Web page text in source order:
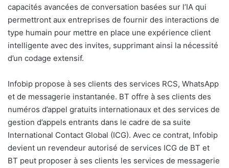
capacités avancées de conversation basées sur l’IA qui
permettront aux entreprises de fournir des interactions de
type humain pour mettre en place une expérience client
intelligente avec des invites, supprimant ainsi la nécessité
d’un codage extensif.
Infobip propose à ses clients des services RCS, WhatsApp
et de messagerie instantanée. BT offre à ses clients des
numéros d’appel gratuits internationaux et des services de
gestion d’appels entrants dans le cadre de sa suite
International Contact Global (ICG). Avec ce contrat, Infobip
devient un revendeur autorisé de services ICG de BT et
BT peut proposer à ses clients les services de messagerie